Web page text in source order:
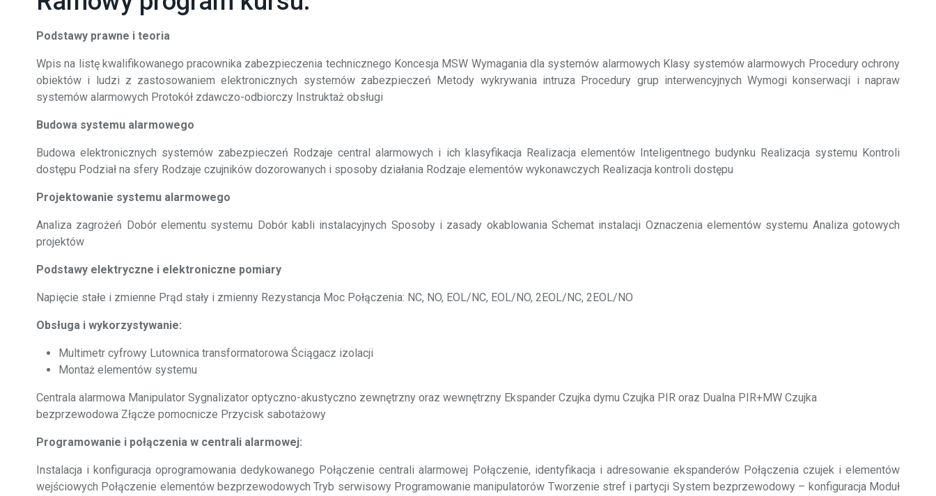
Podstawy prawne i teoria
Wpis na listę kwalifikowanego pracownika zabezpieczenia technicznego Koncesja MSW Wymagania dla systemów alarmowych Klasy systemów alarmowych Procedury ochrony
obiektów i ludzi z zastosowaniem elektronicznych systemów zabezpieczeń Metody wykrywania intruza Procedury grup interwencyjnych Wymogi konserwacji i napraw
systemów alarmowych Protokół zdawczo-odbiorczy Instruktaż obsługi
Budowa systemu alarmowego
Budowa elektronicznych systemów zabezpieczeń Rodzaje central alarmowych i ich klasyfikacja Realizacja elementów Inteligentnego budynku Realizacja systemu Kontroli
dostępu Podział na sfery Rodzaje czujników dozorowanych i sposoby działania Rodzaje elementów wykonawczych Realizacja kontroli dostępu
Projektowanie systemu alarmowego
Analiza zagrożeń Dobór elementu systemu Dobór kabli instalacyjnych Sposoby i zasady okablowania Schemat instalacji Oznaczenia elementów systemu Analiza gotowych
projektów
Podstawy elektryczne i elektroniczne pomiary
Napięcie stałe i zmienne Prąd stały i zmienny Rezystancja Moc Połączenia: NC, NO, EOL/NC, EOL/NO, 2EOL/NC, 2EOL/NO
Obsługa i wykorzystywanie:
Multimetr cyfrowy Lutownica transformatorowa Ściągacz izolacji
Montaż elementów systemu
Centrala alarmowa Manipulator Sygnalizator optyczno-akustyczno zewnętrzny oraz wewnętrzny Ekspander Czujka dymu Czujka PIR oraz Dualna PIR+MW Czujka
bezprzewodowa Złącze pomocnicze Przycisk sabotażowy
Programowanie i połączenia w centrali alarmowej:
Instalacja i konfiguracja oprogramowania dedykowanego Połączenie centrali alarmowej Połączenie, identyfikacja i adresowanie ekspanderów Połączenia czujek i elementów
wejściowych Połączenie elementów bezprzewodowych Tryb serwisowy Programowanie manipulatorów Tworzenie stref i partycji System bezprzewodowy – konfiguracja Moduł